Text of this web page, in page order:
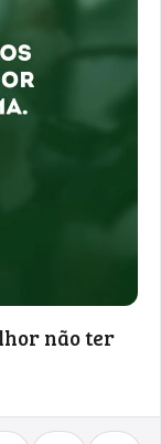
não ter